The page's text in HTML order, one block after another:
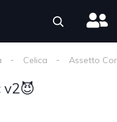
Celica Assetto
v2😈